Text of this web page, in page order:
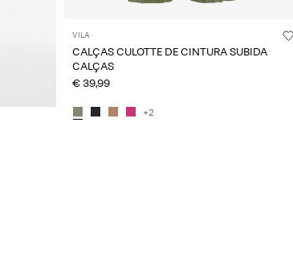
VILA
CALÇAS CULOTTE DE CINTURA SUBIDA
CALÇAS
€ 39,99
+2